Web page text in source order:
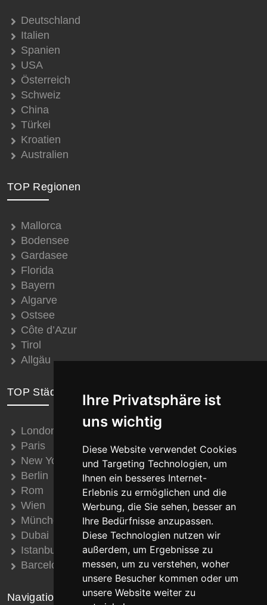
Ihre Privatsphäre ist
uns wichtig
Diese Website verwendet Cookies
und Targeting Technologien, um
Ihnen ein besseres Internet-
Erlebnis zu ermöglichen und die
Werbung, die Sie sehen, besser an
Ihre Bedürfnisse anzupassen.
Diese Technologien nutzen wir
außerdem, um Ergebnisse zu
messen, um zu verstehen, woher
unsere Besucher kommen oder um
unsere Website weiter zu
Deutschland
Italien
Spanien
USA
Österreich
Schweiz
China
Türkei
Kroatien
Australien
TOP Regionen
Mallorca
Bodensee
Gardasee
Florida
Bayern
Algarve
Ostsee
Côte d’Azur
Tirol
Allgäu
TOP Städte
London
Paris
New York
Berlin
Rom
Wien
München
Dubai
Istanbul
Barcelona
Navigation